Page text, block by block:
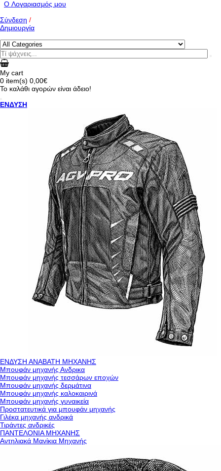
O Λογαριασμός μου
Σύνδεση /
Δημιουργία
My cart
0 item(s) 0,00€
Το καλάθι αγορών είναι άδειο!
ΕΝΔΥΣΗ
ΕΝΔΥΣΗ ΑΝΑΒΑΤΗ ΜΗΧΑΝΗΣ
Μπουφάν μηχανής Ανδρικα
Μπουφάν μηχανής τεσσάρων εποχών
Μπουφάν μηχανής δερμάτινα
Μπουφάν μηχανής καλοκαιρινά
Μπουφάν μηχανής γυναικεία
Προστατευτικά για μπουφάν μηχανής
Γιλέκα μηχανής ανδρικά
Τιράντες ανδρικές
ΠΑΝΤΕΛΟΝΙΑ ΜΗΧΑΝΗΣ
Αντηλιακά Μανίκια Μηχανής